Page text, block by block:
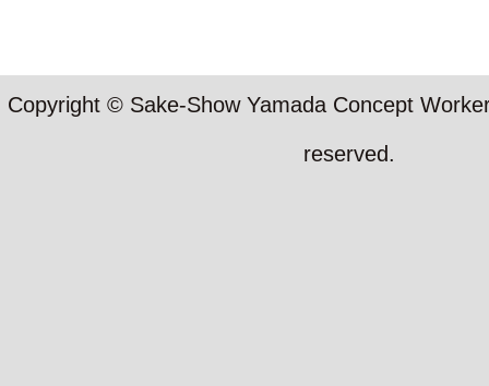
Copyright © Sake-Show Yamada Concept
reserved.